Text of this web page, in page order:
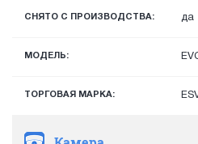
СНЯТО С ПРОИЗВОДСТВА: да
МОДЕЛЬ:
ТОРГОВАЯ МАРКА: